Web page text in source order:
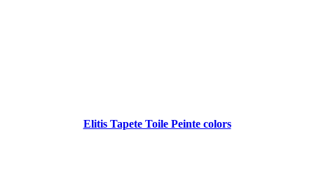
Elitis Tapete Toile Peinte colors